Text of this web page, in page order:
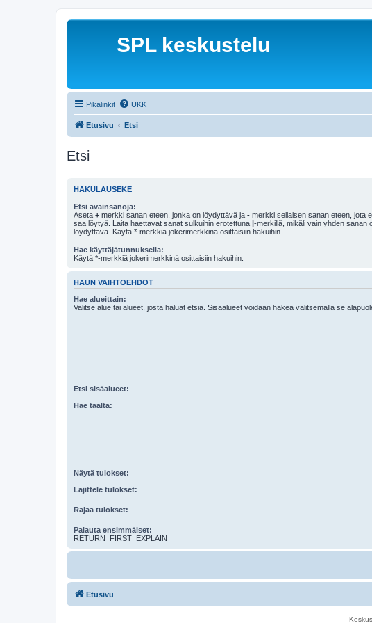
SPL keskustelu
Pikalinkit UKK
Etusivu Etsi
Etsi
HAKULAUSEKE
Etsi avainsanoja:
Aseta + merkki sanan eteen, jonka on löydyttävä ja - merkki sellaisen sanan eteen, jota
saa löytyä. Laita haettavat sanat sulkuihin erotettuna |-merkillä, mikäli vain yhden sanan
löydyttävä. Käytä *-merkkiä jokerimerkkinä osittaisiin hakuihin.
Hae käyttäjätunnuksella:
Käytä *-merkkiä jokerimerkkinä osittaisiin hakuihin.
HAUN VAIHTOEHDOT
Hae alueittain:
Valitse alue tai alueet, josta haluat etsiä. Sisäalueet voidaan hakea valitsemalla se
Etsi sisäalueet:
Hae täältä:
Näytä tulokset:
Lajittele tulokset:
Rajaa tulokset:
Palauta ensimmäiset:
RETURN_FIRST_EXPLAIN
Etusivu